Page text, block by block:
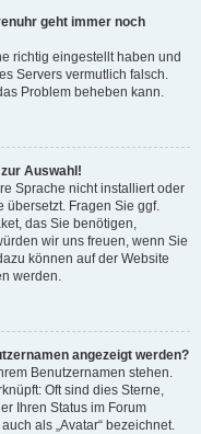
geht immer noch
richtig eingestellt haben und
Servers vermutlich falsch.
Problem beheben kann.
Auswahl!
Sprache nicht installiert oder
übersetzt. Fragen Sie ggf.
das Sie benötigen,
wir uns freuen, wenn Sie
können auf der Website
werden.
angezeigt werden?
Benutzernamen stehen.
Oft sind dies Sterne,
Ihren Status im Forum
als „Avatar“ bezeichnet.